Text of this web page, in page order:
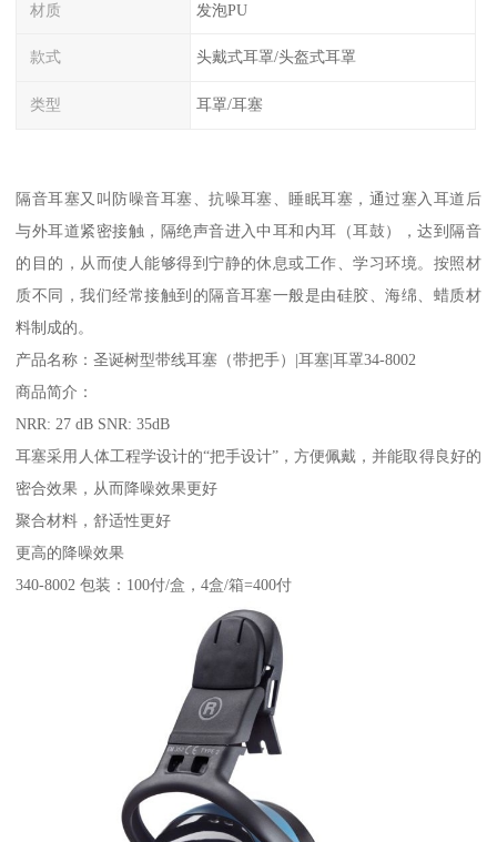
材质 发泡PU
款式 头戴式耳罩/头盔式耳罩
类型 耳罩/耳塞
隔音耳塞又叫防噪音耳塞、抗噪耳塞、睡眠耳塞，通过塞入耳道后
与外耳道紧密接触，隔绝声音进入中耳和内耳（耳鼓），达到隔音
的目的，从而使人能够得到宁静的休息或工作、学习环境。按照材
质不同，我们经常接触到的隔音耳塞一般是由硅胶、海绵、蜡质材
料制成的。
产品名称：圣诞树型带线耳塞（带把手）|耳塞|耳罩34-8002
商品简介：
NRR: 27 dB SNR: 35dB
耳塞采用人体工程学设计的“把手设计”，方便佩戴，并能取得良好的
密合效果，从而降噪效果更好
聚合材料，舒适性更好
更高的降噪效果
340-8002 包装：100付/盒，4盒/箱=400付